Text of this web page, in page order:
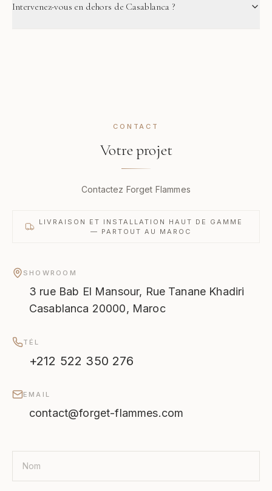
Intervenez-vous en dehors de Casablanca ?
CONTACT
Votre projet
Contactez Forget Flammes
LIVRAISON ET INSTALLATION HAUT DE GAMME
— PARTOUT AU MAROC
SHOWROOM
3 rue Bab El Mansour, Rue Tanane Khadiri
Casablanca 20000, Maroc
TÉL
+212 522 350 276
EMAIL
contact@forget-flammes.com